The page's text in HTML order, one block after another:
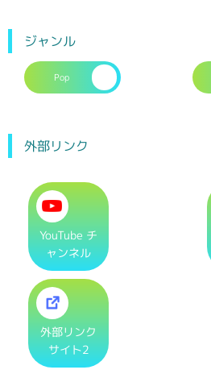
ジャンル
Pop
外部リンク
YouTube チ
ャンネル
外部リンク
サイト2